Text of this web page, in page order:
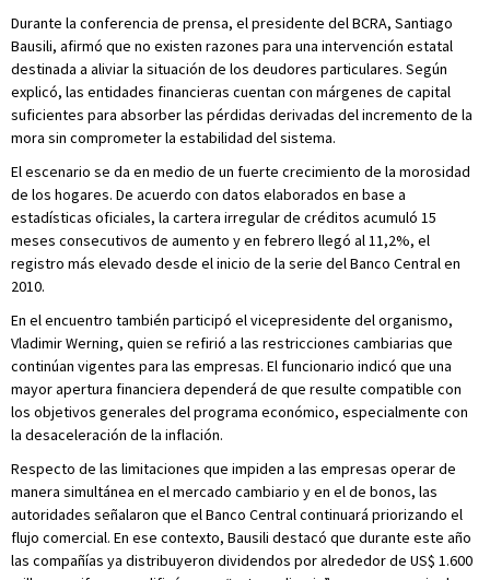
Durante la conferencia de prensa, el presidente del BCRA, Santiago
Bausili, afirmó que no existen razones para una intervención estatal
destinada a aliviar la situación de los deudores particulares. Según
explicó, las entidades financieras cuentan con márgenes de capital
suficientes para absorber las pérdidas derivadas del incremento de la
mora sin comprometer la estabilidad del sistema.
El escenario se da en medio de un fuerte crecimiento de la morosidad
de los hogares. De acuerdo con datos elaborados en base a
estadísticas oficiales, la cartera irregular de créditos acumuló 15
meses consecutivos de aumento y en febrero llegó al 11,2%, el
registro más elevado desde el inicio de la serie del Banco Central en
2010.
En el encuentro también participó el vicepresidente del organismo,
Vladimir Werning, quien se refirió a las restricciones cambiarias que
continúan vigentes para las empresas. El funcionario indicó que una
mayor apertura financiera dependerá de que resulte compatible con
los objetivos generales del programa económico, especialmente con
la desaceleración de la inflación.
Respecto de las limitaciones que impiden a las empresas operar de
manera simultánea en el mercado cambiario y en el de bonos, las
autoridades señalaron que el Banco Central continuará priorizando el
flujo comercial. En ese contexto, Bausili destacó que durante este año
las compañías ya distribuyeron dividendos por alrededor de US$ 1.600